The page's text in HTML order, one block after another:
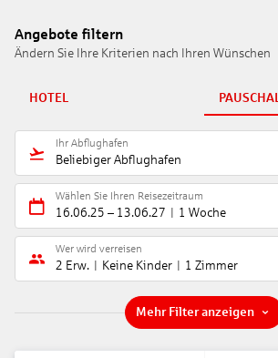
Angebote filtern
Ändern Sie Ihre Kriterien nach Ihren Wünschen
HOTEL PAUSCHAL
Ihr Abflughafen
Beliebiger Abflughafen
Wählen Sie Ihren Reisezeitraum
16.06.25 – 13.06.27 1 Woche
Wer wird verreisen
2 Erw. Keine Kinder 1 Zimmer
Mehr Filter anzeigen